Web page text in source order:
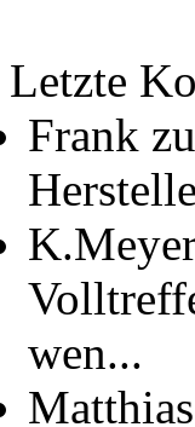
Letzte
Frank zu
wen...